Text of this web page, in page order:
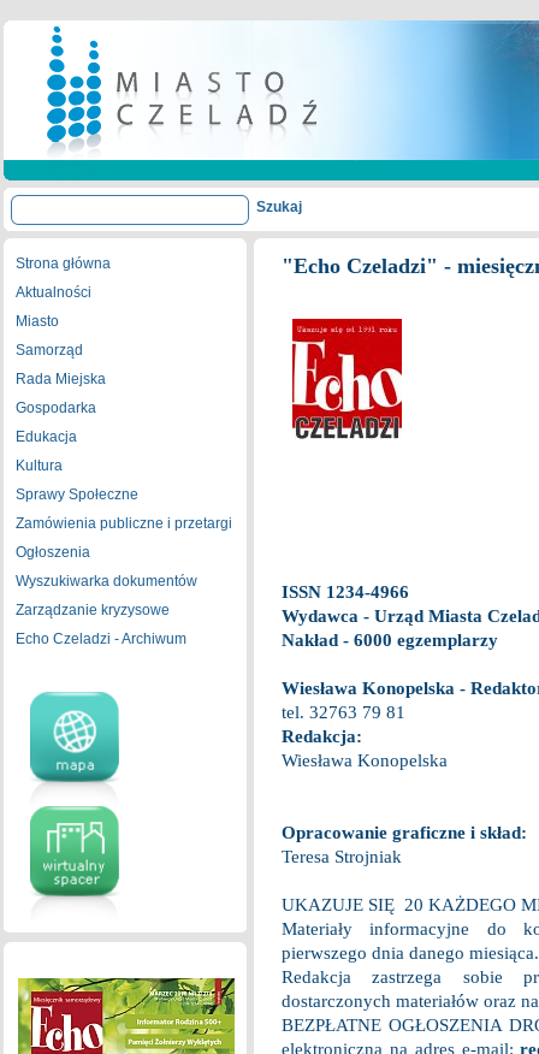
Strona główna
Aktualności
Miasto
Samorząd
Rada Miejska
Gospodarka
Edukacja
Kultura
Sprawy Społeczne
Zamówienia publiczne i przetargi
Ogłoszenia
Wyszukiwarka dokumentów
Zarządzanie kryzysowe
Echo Czeladzi - Archiwum
"Echo Czeladzi" -
ISSN 1234-4966
Wydawca - Urząd Miasta
Nakład - 6000 egzemplarzy
Wiesława Konopelska -
tel. 32763 79 81
Redakcja:
Wiesława Konopelska
Opracowanie graficzne i skład:
Teresa Strojniak
UKAZUJE SIĘ 20 KAŻDEGO
Materiały informacyjne do
pierwszego dnia danego miesiąca.
Redakcja zastrzega sobie
dostarczonych materiałów oraz
BEZPŁATNE OGŁOSZENIA
elektroniczną na adres e-mail: